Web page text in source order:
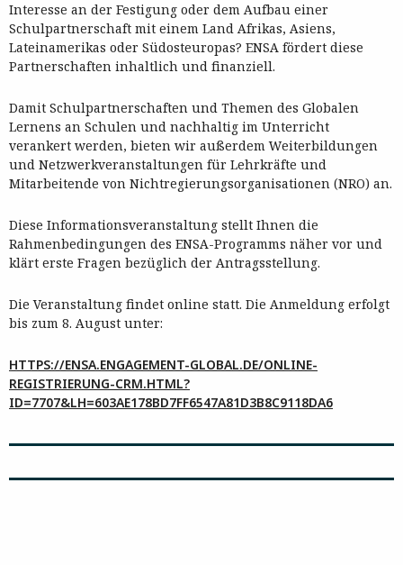
Interesse an der Festigung oder dem Aufbau einer
Schulpartnerschaft mit einem Land Afrikas, Asiens,
Lateinamerikas oder Südosteuropas? ENSA fördert diese
Partnerschaften inhaltlich und finanziell.
Damit Schulpartnerschaften und Themen des Globalen
Lernens an Schulen und nachhaltig im Unterricht
verankert werden, bieten wir außerdem Weiterbildungen
und Netzwerkveranstaltungen für Lehrkräfte und
Mitarbeitende von Nichtregierungsorganisationen (NRO) an.
Diese Informationsveranstaltung stellt Ihnen die
Rahmenbedingungen des ENSA-Programms näher vor und
klärt erste Fragen bezüglich der Antragsstellung.
Die Veranstaltung findet online statt. Die Anmeldung erfolgt
bis zum 8. August unter:
HTTPS://ENSA.ENGAGEMENT-GLOBAL.DE/ONLINE-
REGISTRIERUNG-CRM.HTML?
ID=7707&LH=603AE178BD7FF6547A81D3B8C9118DA6